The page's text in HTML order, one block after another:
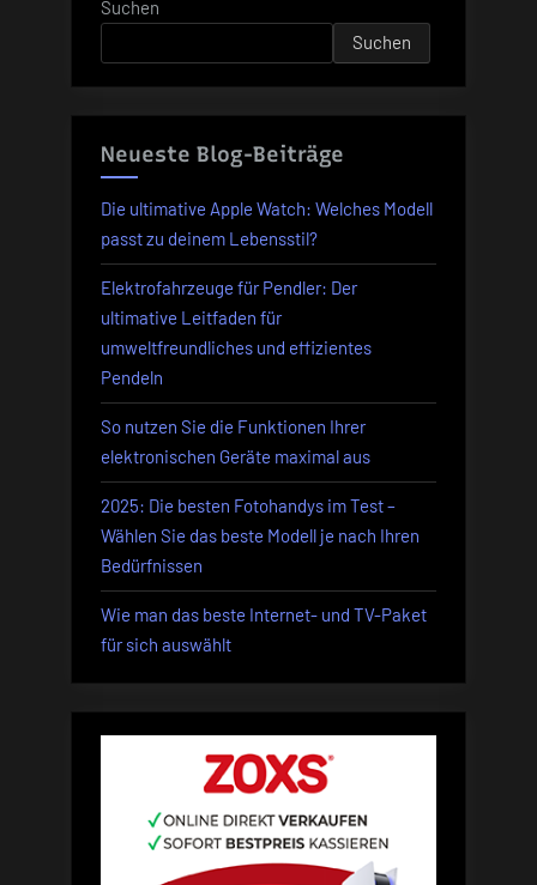
Sie
die
Vodafone
GigaMobil-
grenzenloses
und
Suchen
Suchen
Neueste Blog-Beiträge
Die ultimative Apple Watch: Welches Modell
passt zu deinem Lebensstil?
Elektrofahrzeuge für Pendler: Der
ultimative Leitfaden für
umweltfreundliches und effizientes
Pendeln
So nutzen Sie die Funktionen Ihrer
elektronischen Geräte maximal aus
2025: Die besten Fotohandys im Test –
Wählen Sie das beste Modell je nach Ihren
Bedürfnissen
Wie man das beste Internet- und TV-Paket
für sich auswählt